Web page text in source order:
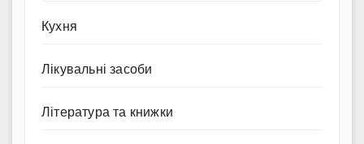
Кухня
Лікувальні засоби
Література та книжки